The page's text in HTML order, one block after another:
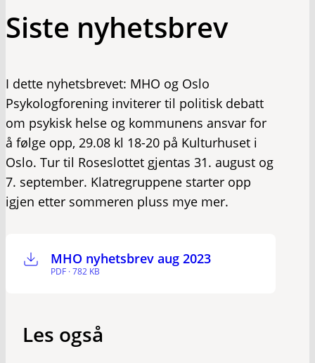
Siste nyhetsbrev
I dette nyhetsbrevet: MHO og Oslo
Psykologforening inviterer til politisk debatt
om psykisk helse og kommunens ansvar for
å følge opp, 29.08 kl 18-20 på Kulturhuset i
Oslo. Tur til Roseslottet gjentas 31. august og
7. september. Klatregruppene starter opp
igjen etter sommeren pluss mye mer.
MHO nyhetsbrev aug 2023
PDF · 782 KB
Les også